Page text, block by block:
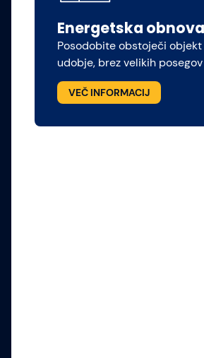
Energetska
Posodobite obstoječi
udobje, brez velikih
VEČ INFORMACIJ